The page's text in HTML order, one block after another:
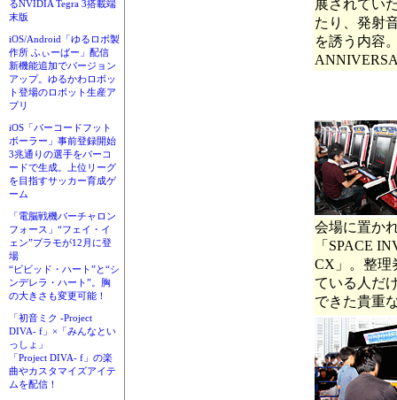
るNVIDIA Tegra 3搭載端
末版
iOS/Android「ゆるロボ製
作所 ふぃーばー」配信
新機能追加でバージョン
アップ。ゆるかわロボッ
ト登場のロボット生産ア
プリ
iOS「バーコードフット
ボーラー」事前登録開始
3兆通りの選手をバーコ
ードで生成。上位リーグ
を目指すサッカー育成ゲ
ーム
「電脳戦機バーチャロン
フォース」“フェイ・イ
ェン”プラモが12月に登
場
“ビビッド・ハート”と“シ
ンデレラ・ハート”。胸
の大きさも変更可能！
「初音ミク -Project
DIVA- f」×「みんなとい
っしょ」
「Project DIVA- f」の楽
曲やカスタマイズアイテ
ムを配信！
展されてい
たり、発射
を誘う内容
会場に置か
「SPACE
CX」。整理
ている人だ
できた貴重